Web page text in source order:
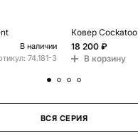
В наличии
74.181-3
Ковер Cockatoo
18 200 ₽
В корзину
ВСЯ СЕРИЯ